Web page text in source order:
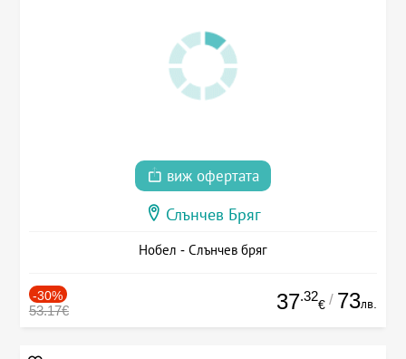
виж офертата
Слънчев Бряг
Нобел - Слънчев бряг
-30%
53.17€ 37.32
€ / 73лв.